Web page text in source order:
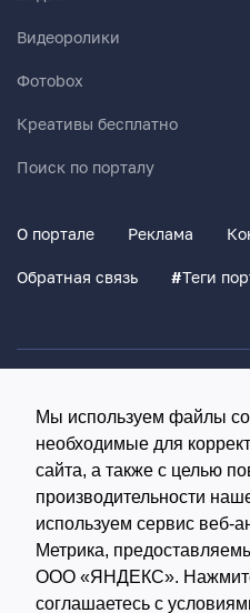
Мы используем файлы
необходимые для
сайта, а также с целью
производительности
используем сервис веб-
Метрика,
ООО «ЯНДЕКС».
соглашаетесь с
Видеоролики
Фотоbox
Креативы бесплатно
Поиск по порталу
О портале Реклама
Обратная связь #Теги
Согласие на обработку
© Использование
письменного разрешения
Редакция портала: